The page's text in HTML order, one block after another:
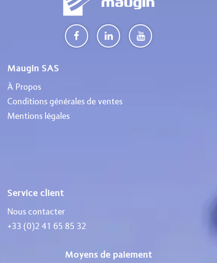
Maugin SAS
À Propos
Conditions générales de ventes
Mentions légales
Service client
Nous contacter
+33 (0)2 41 65 85 32
Moyens de paiement